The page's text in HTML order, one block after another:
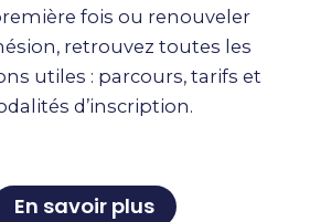
fois ou renouveler
retrouvez toutes les
utiles : parcours, tarifs et
d’inscription.
En savoir plus